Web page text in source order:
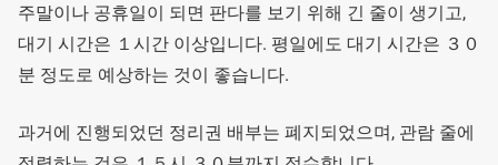
주말이나 공휴일이 되면 판다를 보기 위해 긴 줄이 생기고,
대기 시간은 １시간 이상입니다. 평일에도 대기 시간은 ３０
분 정도로 예상하는 것이 좋습니다.
과거에 진행되었던 정리권 배부는 폐지되었으며, 관람 줄에